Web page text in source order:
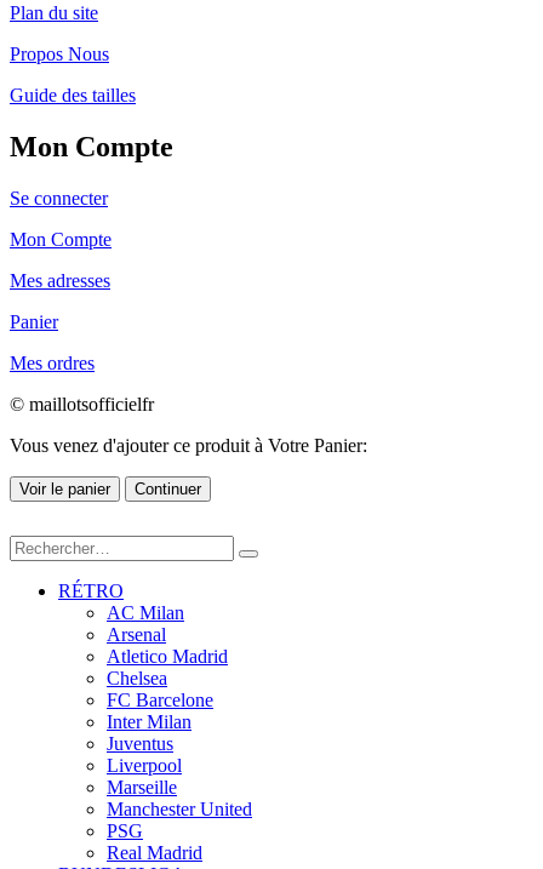
Plan du site
Propos Nous
Guide des tailles
Mon Compte
Se connecter
Mon Compte
Mes adresses
Panier
Mes ordres
© maillotsofficielfr
Vous venez d'ajouter ce produit à Votre Panier:
Voir le panier Continuer
RÉTRO
AC Milan
Arsenal
Atletico Madrid
Chelsea
FC Barcelone
Inter Milan
Juventus
Liverpool
Marseille
Manchester United
PSG
Real Madrid